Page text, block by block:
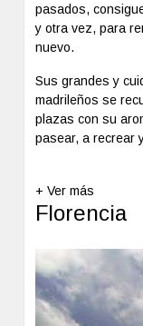
pasados,
y otra vez, para
nuevo.
Sus grandes y
madrileños se
plazas con su
pasear, a recrear
+ Ver más
Florencia